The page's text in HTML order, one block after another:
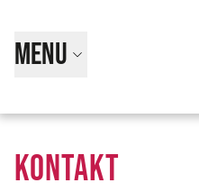
Menu
KONTAKT